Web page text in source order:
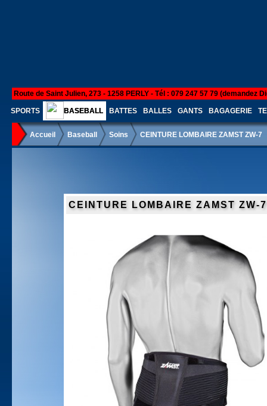
Route de Saint Julien, 273 - 1258 PERLY - Tél : 079 247 57 79 (demandez
SPORTS BASEBALL BATTES BALLES GANTS BAGAGERIE
Accueil Baseball Soins CEINTURE LOMBAIRE ZAMST ZW-7
CEINTURE LOMBAIRE ZAMST ZW-7